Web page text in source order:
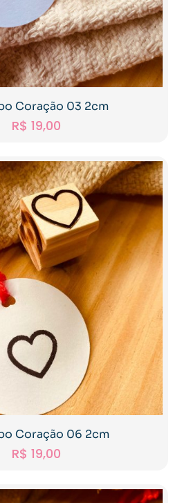
Coração 03 2cm
R$ 19,00
Coração 06 2cm
R$ 19,00